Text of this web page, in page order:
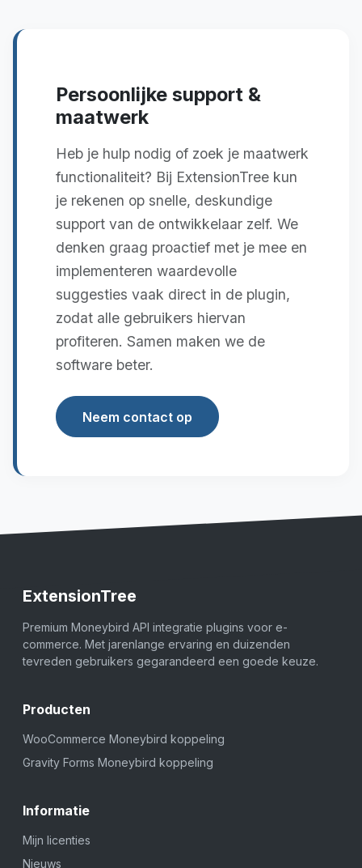
Persoonlijke support &
maatwerk
Heb je hulp nodig of zoek je maatwerk
functionaliteit? Bij ExtensionTree kun
je rekenen op snelle, deskundige
support van de ontwikkelaar zelf. We
denken graag proactief met je mee en
implementeren waardevolle
suggesties vaak direct in de plugin,
zodat alle gebruikers hiervan
profiteren. Samen maken we de
software beter.
Neem contact op
ExtensionTree
Premium Moneybird API integratie plugins voor e-
commerce. Met jarenlange ervaring en duizenden
tevreden gebruikers gegarandeerd een goede keuze.
Producten
WooCommerce Moneybird koppeling
Gravity Forms Moneybird koppeling
Informatie
Mijn licenties
Nieuws